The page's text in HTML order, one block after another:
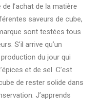
l’achat de la matière
saveurs de cube,
sont testées tous
S’il arrive qu’un
du jour qui
et de sel. C’est
de rester solide dans
J’apprends